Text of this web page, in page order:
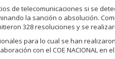
de telecomunicaciones si se
la sanción o absolución.
328 resoluciones y se
para lo cual se han
con el COE NACIONAL en